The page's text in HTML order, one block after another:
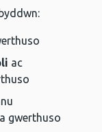
ac
gwerthuso